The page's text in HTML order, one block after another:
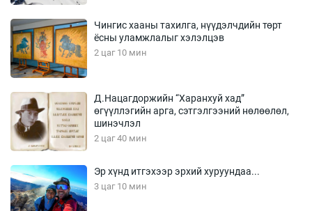
Чингис хааны тахилга, нүүдэлчдийн төрт
ёсны уламжлалыг хэлэлцэв
2 цаг 10 мин
Д.Нацагдоржийн “Харанхуй хад”
өгүүллэгийн арга, сэтгэлгээний нөлөөлөл,
шинэчлэл
2 цаг 40 мин
Эр хүнд итгэхээр эрхий хуруундаа...
3 цаг 10 мин